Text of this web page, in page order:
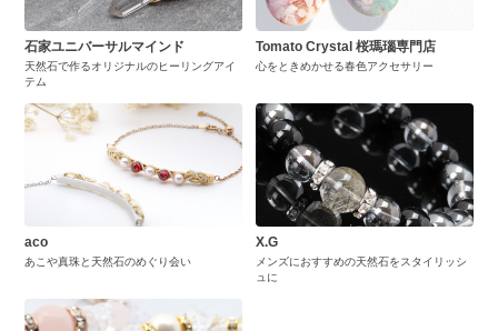
石家ユニバーサルマインド
天然石で作るオリジナルのヒーリングアイ
テム
Tomato Crystal 桜瑪瑙専門店
心をときめかせる春色アクセサリー
aco
あこや真珠と天然石のめぐり会い
X.G
メンズにおすすめの天然石をスタイリッシ
ュに